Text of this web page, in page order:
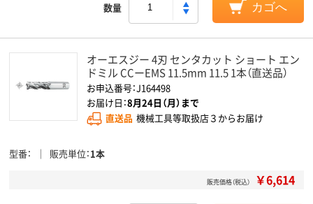
数量 カゴへ
オーエスジー 4刃 センタカット ショート エン
ドミル CCーEMS 11.5mm 11.5 1本（直送品）
お申込番号：J164498
お届け日：8月24日（月）まで
直送品 機械工具等取扱店３からお届け
型番 販売単位 1本
販売価格（税込） ￥6,614